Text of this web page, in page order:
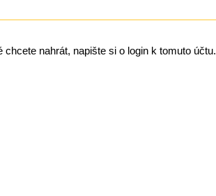
chcete nahrát, napište si o login k tomuto účtu.